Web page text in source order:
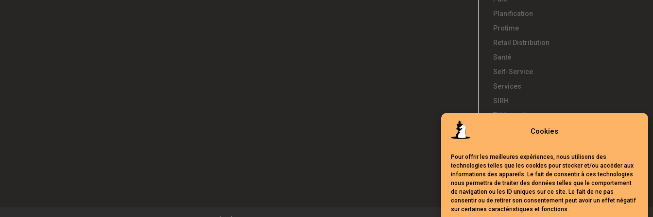
Cookies
Pour offrir les meilleures expériences, nous utilisons des
technologies telles que les cookies pour stocker et/ou accéder aux
informations des appareils. Le fait de consentir à ces technologies
nous permettra de traiter des données telles que le comportement
de navigation ou les ID uniques sur ce site. Le fait de ne pas
consentir ou de retirer son consentement peut avoir un effet négatif
sur certaines caractéristiques et fonctions.
Planification
Protime
Retail Distribution
Santé
Self-Service
Services
SIRH
Télétravail
Témoignages
UKG
Webinars